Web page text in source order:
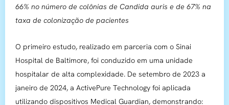
66% no número de colônias de Candida auris e de 67% na
taxa de colonização de pacientes
O primeiro estudo, realizado em parceria com o Sinai
Hospital de Baltimore, foi conduzido em uma unidade
hospitalar de alta complexidade. De setembro de 2023 a
janeiro de 2024, a ActivePure Technology foi aplicada
utilizando dispositivos Medical Guardian, demonstrando: